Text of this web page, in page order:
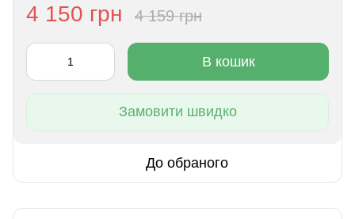
4 150 грн 4 159 грн
В кошик
Замовити швидко
До обраного